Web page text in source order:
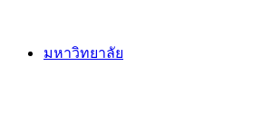
มหาวิทยาลัย